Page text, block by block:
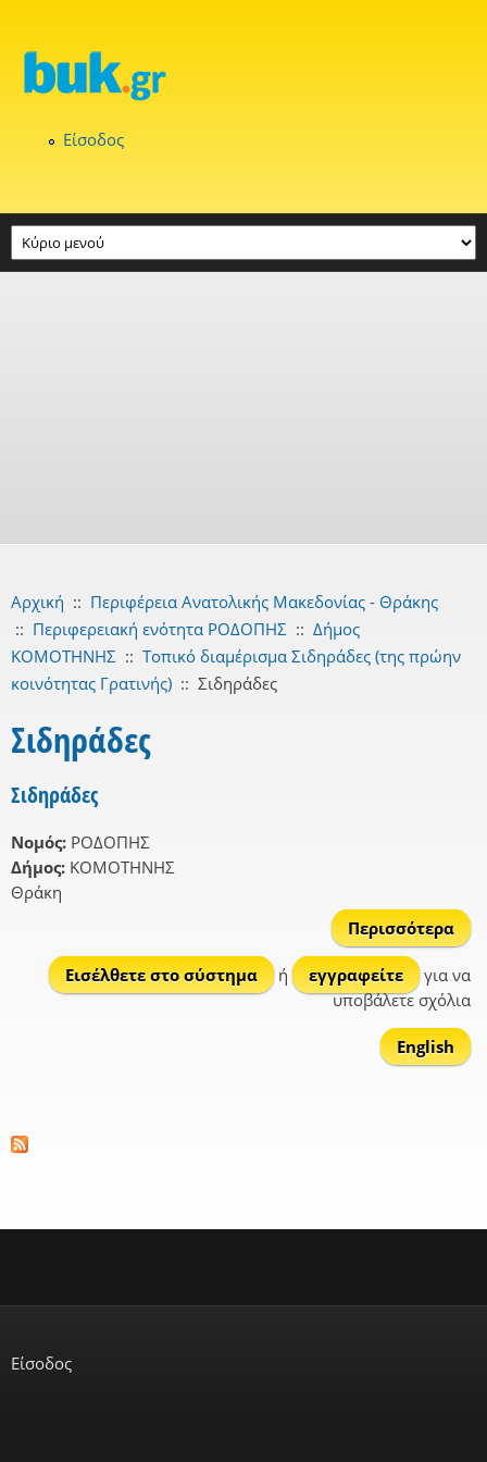
Είσοδος
Αρχική :: Περιφέρεια Ανατολικής Μακεδονίας - Θράκης
:: Περιφερειακή ενότητα ΡΟΔΟΠΗΣ :: Δήμος
ΚΟΜΟΤΗΝΗΣ :: Τοπικό διαμέρισμα Σιδηράδες (της πρώην
κοινότητας Γρατινής) :: Σιδηράδες
Σιδηράδες
Σιδηράδες
Νομός: ΡΟΔΟΠΗΣ
Δήμος: ΚΟΜΟΤΗΝΗΣ
Θράκη
Περισσότερα
Εισέλθετε στο σύστημα
ή εγγραφείτε
για να
υποβάλετε σχόλια
English
Είσοδος